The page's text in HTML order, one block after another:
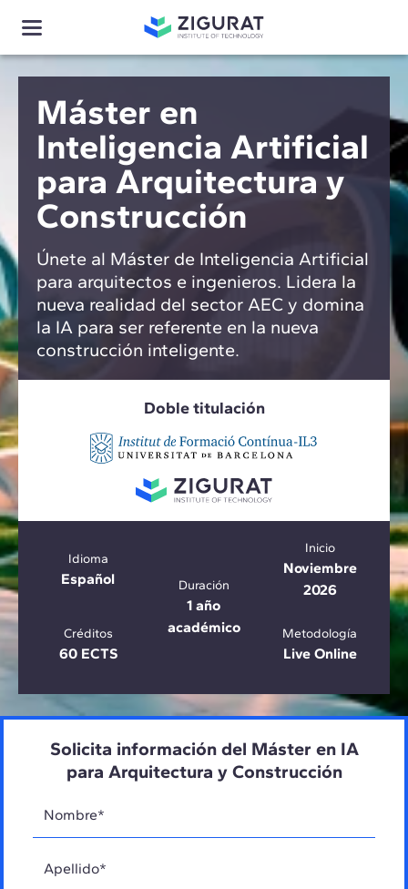
Máster en
Inteligencia Artificial
para Arquitectura y
Construcción
Únete al Máster de Inteligencia Artificial
para arquitectos e ingenieros. Lidera la
nueva realidad del sector AEC y domina
la IA para ser referente en la nueva
construcción inteligente.
Doble titulación
Idioma
Español Duración
1 año
académico
Inicio
Noviembre
2026
Créditos
60 ECTS
Metodología
Live Online
Solicita información del Máster en IA
para Arquitectura y Construcción